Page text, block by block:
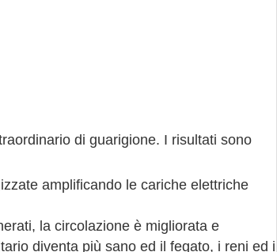
di guarigione. I risultati sono
amplificando le cariche elettriche
la circolazione è migliorata e
diventa più sano ed il fegato, i reni ed i